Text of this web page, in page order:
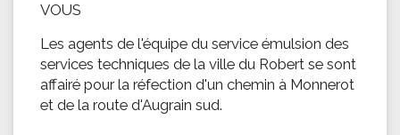
VOUS
Les agents de l'équipe du service émulsion des
services techniques de la ville du Robert se sont
affairé pour la réfection d'un chemin à Monnerot
et de la route d'Augrain sud.